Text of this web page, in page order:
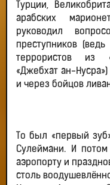
Турции,
арабских
руководил
преступников
террористов из
«Джебхат ан-
и через бойцов
То был «первый
Сулеймани. И
аэропорту и
столь